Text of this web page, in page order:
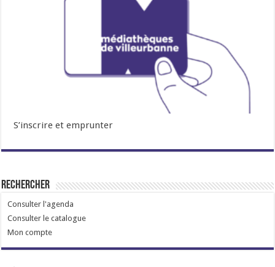
S’inscrire et emprunter
Rechercher
Consulter l'agenda
Consulter le catalogue
Mon compte